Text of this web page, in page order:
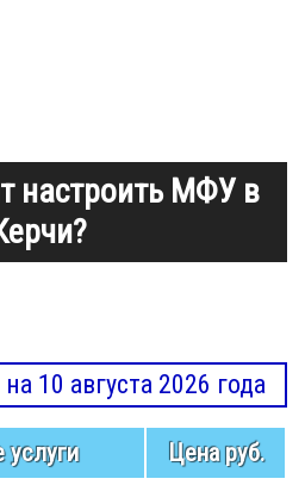
настроить МФУ в
10 августа 2026 года
услуги Цена руб.